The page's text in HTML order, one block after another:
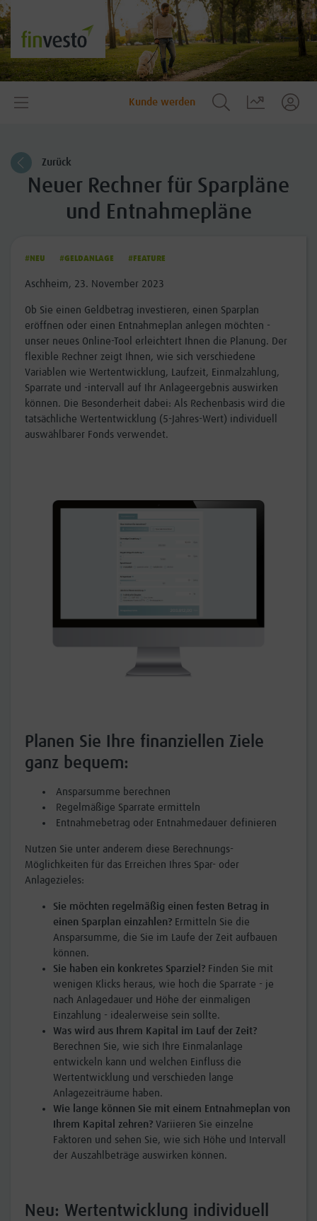
Kunde werden
Zurück
Neuer Rechner für Sparpläne
und Entnahmepläne
#NEU #GELDANLAGE #FEATURE
Aschheim, 23. November 2023
Ob Sie einen Geldbetrag investieren, einen Sparplan
eröffnen oder einen Entnahmeplan anlegen möchten -
unser neues Online-Tool erleichtert Ihnen die Planung. Der
flexible Rechner zeigt Ihnen, wie sich verschiedene
Variablen wie Wertentwicklung, Laufzeit, Einmalzahlung,
Sparrate und -intervall auf Ihr Anlageergebnis auswirken
können. Die Besonderheit dabei: Als Rechenbasis wird die
tatsächliche Wertentwicklung (5-Jahres-Wert) individuell
auswählbarer Fonds verwendet.
Planen Sie Ihre finanziellen Ziele
ganz bequem:
Ansparsumme berechnen
Regelmäßige Sparrate ermitteln
Entnahmebetrag oder Entnahmedauer definieren
Nutzen Sie unter anderem diese Berechnungs-
Möglichkeiten für das Erreichen Ihres Spar- oder
Anlagezieles:
Sie möchten regelmäßig einen festen Betrag in
einen Sparplan einzahlen? Ermitteln Sie die
Ansparsumme, die Sie im Laufe der Zeit aufbauen
können.
Sie haben ein konkretes Sparziel? Finden Sie mit
wenigen Klicks heraus, wie hoch die Sparrate - je
nach Anlagedauer und Höhe der einmaligen
Einzahlung - idealerweise sein sollte.
Was wird aus Ihrem Kapital im Lauf der Zeit?
Berechnen Sie, wie sich Ihre Einmalanlage
entwickeln kann und welchen Einfluss die
Wertentwicklung und verschieden lange
Anlagezeiträume haben.
Wie lange können Sie mit einem Entnahmeplan von
Ihrem Kapital zehren? Variieren Sie einzelne
Faktoren und sehen Sie, wie sich Höhe und Intervall
der Auszahlbeträge auswirken können.
Neu: Wertentwicklung individuell